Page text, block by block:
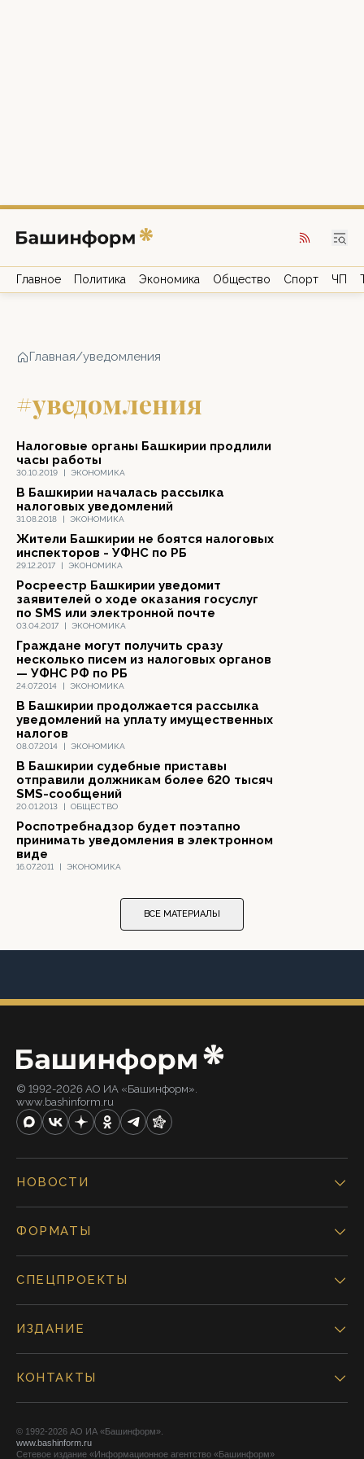
Главное Политика Экономика Общество Спорт ЧП
Главная/уведомления
#уведомления
30.10.2019 | ЭКОНОМИКА
Налоговые органы Башкирии продлили
часы работы
31.08.2018 | ЭКОНОМИКА
В Башкирии началась рассылка
налоговых уведомлений
29.12.2017 | ЭКОНОМИКА
Жители Башкирии не боятся налоговых
инспекторов - УФНС по РБ
03.04.2017 | ЭКОНОМИКА
Росреестр Башкирии уведомит
заявителей о ходе оказания госуслуг
по SMS или электронной почте
24.07.2014 | ЭКОНОМИКА
Граждане могут получить сразу
несколько писем из налоговых органов
— УФНС РФ по РБ
08.07.2014 | ЭКОНОМИКА
В Башкирии продолжается рассылка
уведомлений на уплату имущественных
налогов
20.01.2013 | ОБЩЕСТВО
В Башкирии судебные приставы
отправили должникам более 620 тысяч
SMS-сообщений
16.07.2011 | ЭКОНОМИКА
Роспотребнадзор будет поэтапно
принимать уведомления в электронном
виде
ВСЕ МАТЕРИАЛЫ
© 1992-2026 АО ИА «Башинформ».
www.bashinform.ru
НОВОСТИ
ФОРМАТЫ
СПЕЦПРОЕКТЫ
ИЗДАНИЕ
КОНТАКТЫ
© 1992-2026 АО ИА «Башинформ».
www.bashinform.ru
Сетевое издание «Информационное агентство «Башинформ»